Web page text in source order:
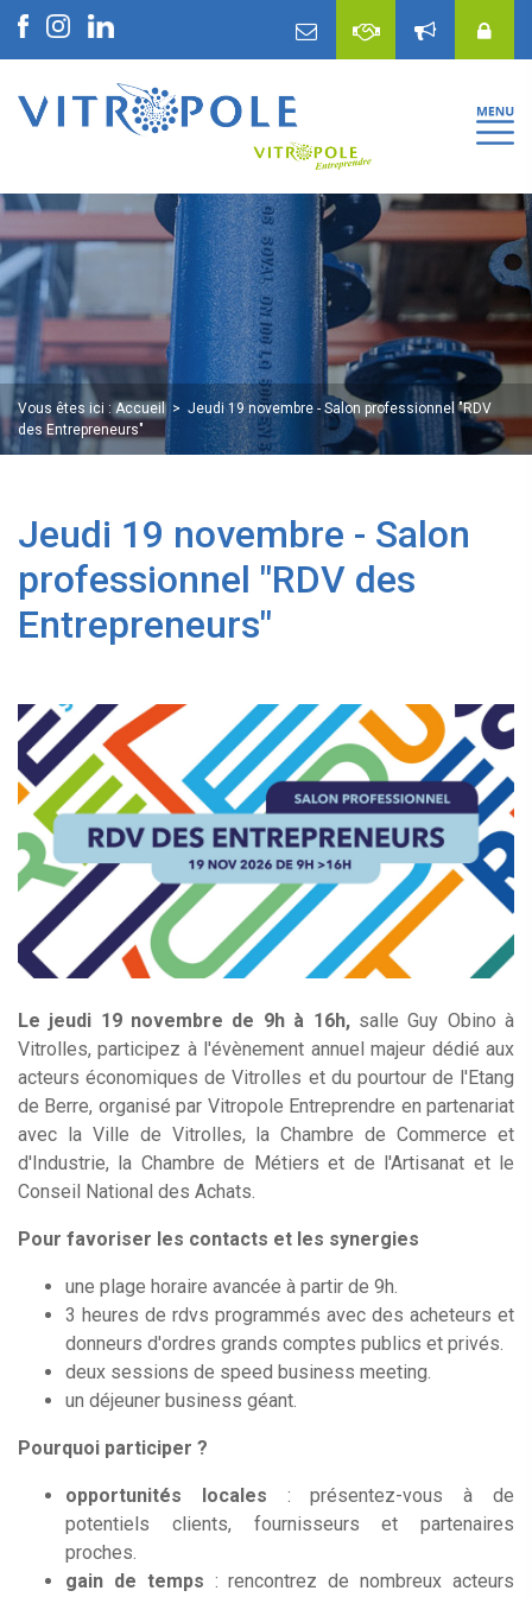
Vous êtes ici :Accueil
Jeudi 19 novembre - Salon professionnel "RDV
des Entrepreneurs"
Jeudi 19 novembre - Salon
professionnel "RDV des
Entrepreneurs"
Le jeudi 19 novembre de 9h à 16h, salle Guy Obino à
Vitrolles, participez à l'évènement annuel majeur dédié aux
acteurs économiques de Vitrolles et du pourtour de l'Etang
de Berre, organisé par Vitropole Entreprendre en partenariat
avec la Ville de Vitrolles, la Chambre de Commerce et
d'Industrie, la Chambre de Métiers et de l'Artisanat et le
Conseil National des Achats.
Pour favoriser les contacts et les synergies
une plage horaire avancée à partir de 9h.
3 heures de rdvs programmés avec des acheteurs et
donneurs d'ordres grands comptes publics et privés.
deux sessions de speed business meeting.
un déjeuner business géant.
Pourquoi participer ?
opportunités locales : présentez-vous à de
potentiels clients, fournisseurs et partenaires
proches.
gain de temps : rencontrez de nombreux acteurs